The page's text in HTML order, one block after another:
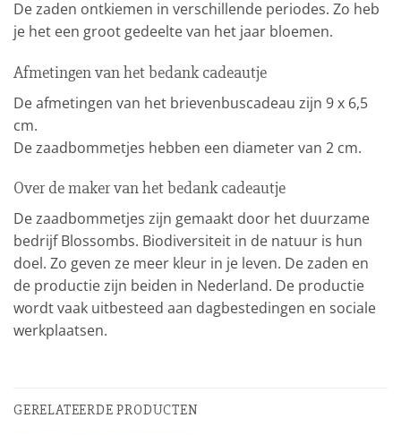
De zaden ontkiemen in verschillende periodes. Zo heb
je het een groot gedeelte van het jaar bloemen.
Afmetingen van het bedank cadeautje
De afmetingen van het brievenbuscadeau zijn 9 x 6,5
cm.
De zaadbommetjes hebben een diameter van 2 cm.
Over de maker van het bedank cadeautje
De zaadbommetjes zijn gemaakt door het duurzame
bedrijf Blossombs. Biodiversiteit in de natuur is hun
doel. Zo geven ze meer kleur in je leven. De zaden en
de productie zijn beiden in Nederland. De productie
wordt vaak uitbesteed aan dagbestedingen en sociale
werkplaatsen.
GERELATEERDE PRODUCTEN